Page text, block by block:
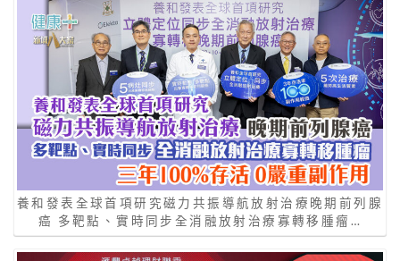
養和發表全球首項研究磁力共振導航放射治療晚期前列腺
癌 多靶點、實時同步全消融放射治療寡轉移腫瘤…